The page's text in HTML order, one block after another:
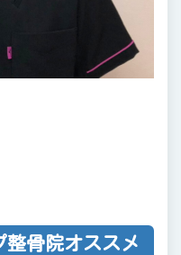
整骨院オススメ